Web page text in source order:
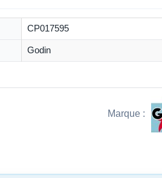
CP017595
Godin
Marque :